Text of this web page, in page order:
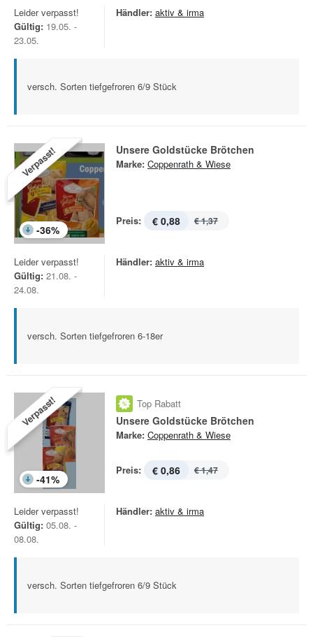
Leider verpasst!
Gültig: 19.05. -
23.05.
Händler: aktiv & irma
versch. Sorten tiefgefroren 6/9 Stück
Verpasst!
-36%
Unsere Goldstücke Brötchen
Marke: Coppenrath & Wiese
Preis: € 0,88 € 1,37
Leider verpasst!
Gültig: 21.08. -
24.08.
Händler: aktiv & irma
versch. Sorten tiefgefroren 6-18er
Verpasst!
-41%
Top Rabatt
Unsere Goldstücke Brötchen
Marke: Coppenrath & Wiese
Preis: € 0,86 € 1,47
Leider verpasst!
Gültig: 05.08. -
08.08.
Händler: aktiv & irma
versch. Sorten tiefgefroren 6/9 Stück